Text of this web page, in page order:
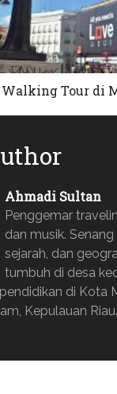
Walking Tour di
Ahmadi Sultan
Penggemar
dan musik.
sejarah, dan
tumbuh di desa
di Kota
Kepulauan Riau.